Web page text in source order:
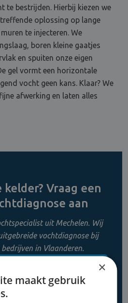
te bestrijden. Hierbij kiezen we
oplossing op lange
te injecteren. We
boren kleine gaatjes
en spuiten onze eigen
gel vormt een horizontale
vocht geen kans. Klaar? We
afwerking en laten alles
Vraag een
aan
uit Mechelen. Wij
vochtdiagnose bij
in Vlaanderen.
0800 11 956
×
maakt gebruik